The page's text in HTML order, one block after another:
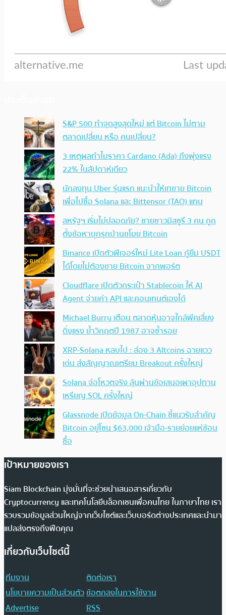
S&P 500 ทำจุดสูงสุดใหม่ แต่ Bitcoin ไม่ตาม
ตลาดเปลี่ยน หรือ คนเปลี่ยน?
3 เหตุผลทำไมราคา Cardano (Ada) ถึงพุ่งแรง
22% ในสัปดาห์เดียว
นักลงทุน Uber รุ่นแรก แนะนำให้เทขาย Bitcoin
เพื่อไปซื้อ Solana และ Bittensor (TAO) แทน
สหรัฐฯ เริ่มไม่ปลอดภัย? ชายชาวมิสซูรี 3 คน ถูก
ตั้งข้อหาบุกรุกบ้านขโมย Bitcoin
Binance เปิดตัวฟีเจอร์ใหม่ Lite Loan กู้ยืม USDT
ได้โดยไม่ต้องขาย Bitcoin จากพอร์ต
Cloudflare เปิดตัวกระเป๋า Stablecoin ให้ AI
Agent จ่ายค่า API และคอนเทนต์เองได้
Michael Burry เตือน ตลาดหุ้นอาจใกล้พีคเสี่ยง
ดิ่งแรง ย้ำวิกฤตปี 1987 อาจซ้ำรอย
XRP-Solana หลบไป : ส่อง 3 Altcoins ฉายแวว
เด่น ส่งสัญญาณเตรียม Breakout ครั้งใหญ่
Solana จ่อโหวตจริง ลุ้นผ่านข้อเสนอเผาอุปทาน
เหรียญ SOL ครั้งใหญ่
Glassnode เปิดข้อมูล On-Chain ชี้แนวรับสำคัญ
Bitcoin อยู่โซน $63,000 เจ้ามือ-รายย่อยแห่ช้อน
ซื้อ
เป้าหมายของเรา
Siam Blockchain มุ่งมั่นที่จะช่วยนำเสนอสารเกี่ยวกับ
Cryptocurrency และเทคโนโลยีบล็อกเชนเพื่อคนไทย ในภาษาไทย เรา
รวบรวมข้อมูลส่วนใหญ่จากเว็บไซต์และเว็บบอร์ดต่างประเทศและนำมา
แปลส่งตรงถึงฟีดคุณ
เกี่ยวกับเว็บไซต์นี้
ทีมงาน
ติดต่อเรา
นโยบายความเป็นส่วนตัวข้อตกลงในการใช้งาน
Advertise
RSS